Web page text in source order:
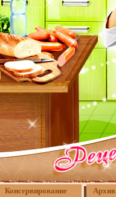
Консервирование Архив